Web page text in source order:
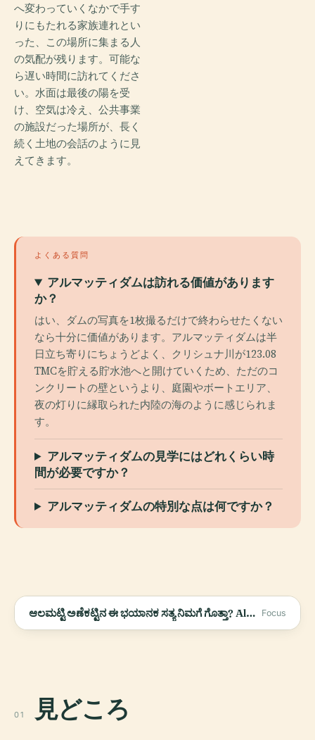
へ変わっていくなかで手す
りにもたれる家族連れとい
った、この場所に集まる人
の気配が残ります。可能な
ら遅い時間に訪れてくださ
い。水面は最後の陽を受
け、空気は冷え、公共事業
の施設だった場所が、長く
続く土地の会話のように見
えてきます。
よくある質問
アルマッティダムは訪れる価値があります
か？
はい、ダムの写真を1枚撮るだけで終わらせたくない
なら十分に価値があります。アルマッティダムは半
日立ち寄りにちょうどよく、クリシュナ川が123.08
TMCを貯える貯水池へと開けていくため、ただのコ
ンクリートの壁というより、庭園やボートエリア、
夜の灯りに縁取られた内陸の海のように感じられま
す。
アルマッティダムの見学にはどれくらい時
間が必要ですか？
アルマッティダムの特別な点は何ですか？
ಆಲಮಟ್ಟಿ ಅಣೆಕಟ್ಟಿನ ಈ ಭಯಾನಕ ಸತ್ಯ ನಿಮಗೆ ಗೊತ್ತಾ? Almatti Dam | Kannada News | Rain | Flood | Mystery Focus
01 見どころ